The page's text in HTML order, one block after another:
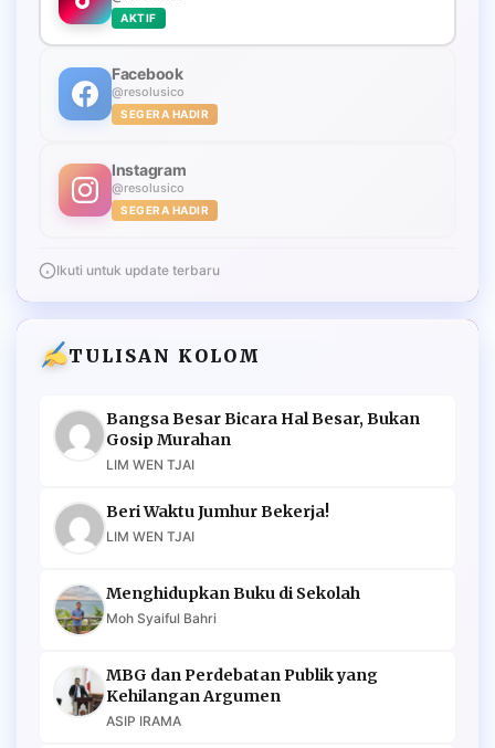
AKTIF
Facebook
@resolusico
SEGERA HADIR
Instagram
@resolusico
SEGERA HADIR
Ikuti untuk update terbaru
TULISAN KOLOM
Bangsa Besar Bicara Hal Besar, Bukan
Gosip Murahan
LIM WEN TJAI
Beri Waktu Jumhur Bekerja!
LIM WEN TJAI
Menghidupkan Buku di Sekolah
Moh Syaiful Bahri
MBG dan Perdebatan Publik yang
Kehilangan Argumen
ASIP IRAMA